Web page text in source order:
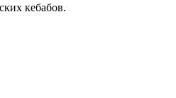
кебабов.